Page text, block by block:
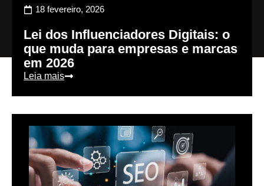
18 fevereiro, 2026
Lei dos Influenciadores Digitais: o
que muda para empresas e marcas
em 2026
Leia mais